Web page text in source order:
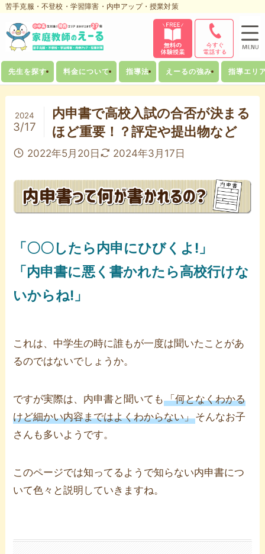
苦手克服・不登校・学習障害・内申アップ・授業対策
先生を探す 料金について 指導法 えーるの強み 指導エリ
内申書で高校入試の合否が決まる
ほど重要！？評定や提出物など
2024
3/17
2022年5月20日 2024年3月17日
「〇〇したら内申にひびくよ!」
「内申書に悪く書かれたら高校行けな
いからね!」
これは、中学生の時に誰もが一度は聞いたことがあ
るのではないでしょうか。
ですが実際は、内申書と聞いても「何となくわかる
けど細かい内容まではよくわからない」そんなお子
さんも多いようです。
このページでは知ってるようで知らない内申書につ
いて色々と説明していきますね。